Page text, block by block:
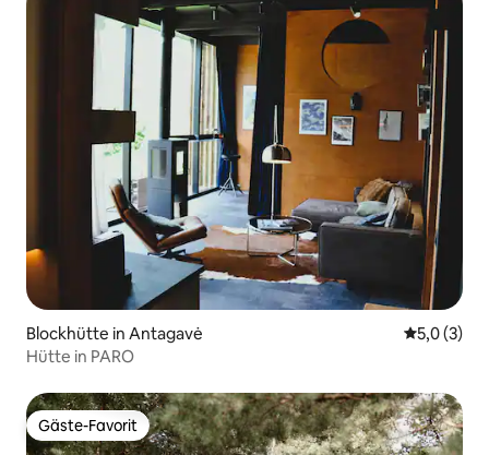
Blockhütte in Antagavė
5,0 (3)
Hütte in PARO
Gäste-Favorit
Gäste-Favorit